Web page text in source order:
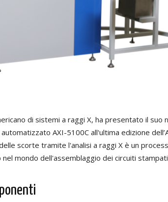
di sistemi a raggi X, ha presentato il suo
AXI-5100C all'ultima edizione
scorte tramite l'analisi a raggi X è un
mondo dell'assemblaggio dei circuiti